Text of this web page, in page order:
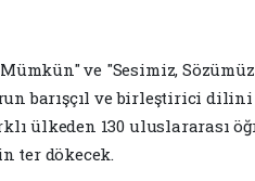
ve "Sesimiz,
barışçıl ve birleştirici dilini
ülkeden 130 uluslararası
ter dökecek.